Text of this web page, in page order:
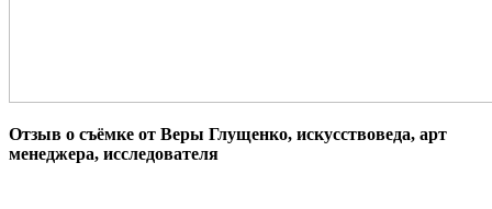
Отзыв о съёмке от Веры Глущенко, искусствоведа, арт
менеджера, исследователя